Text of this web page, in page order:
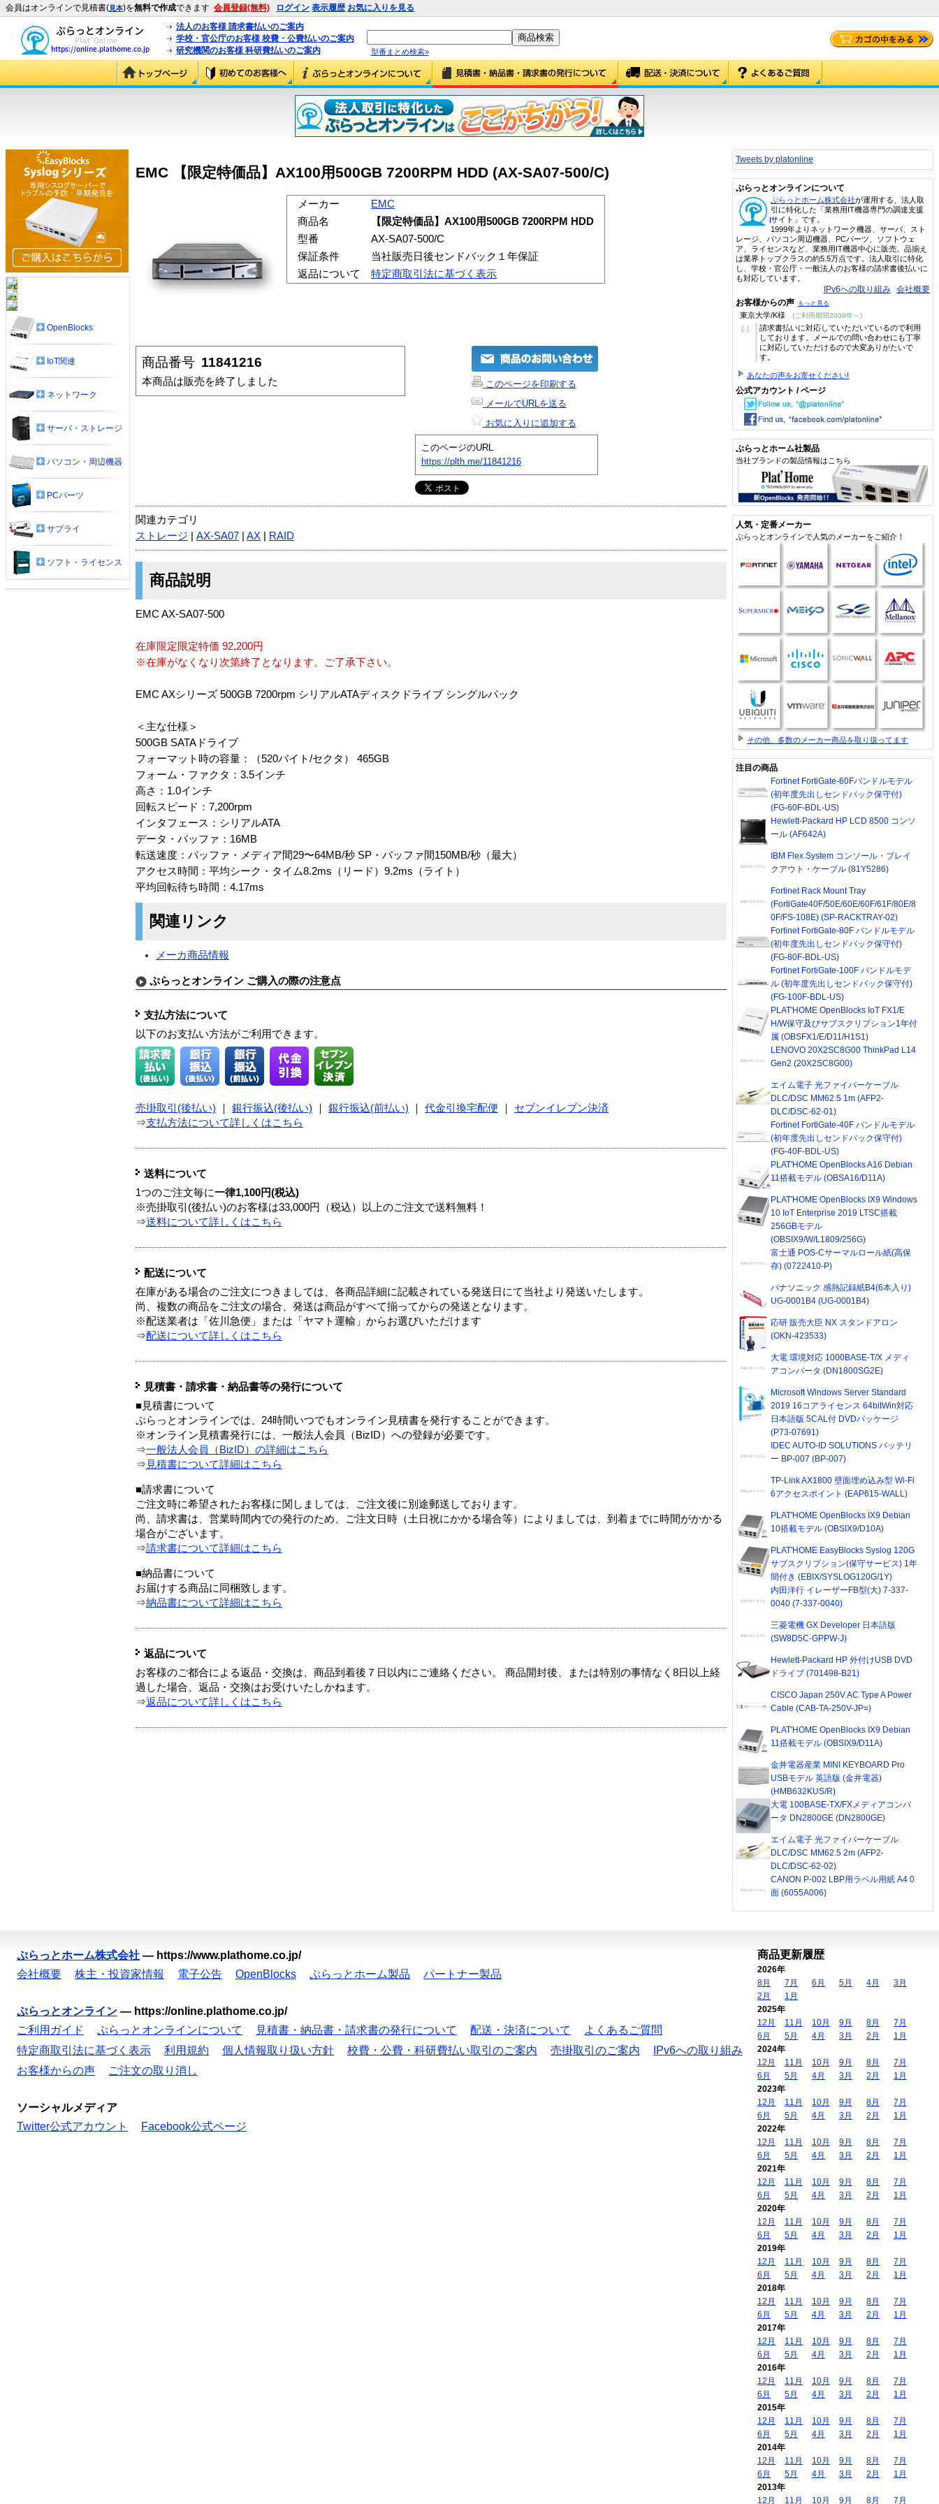
会員はオンラインで見積書(見本)を無料で作成できます 会員登録(無料) ログイン 表示履歴 お気に入りを見る
法人のお客様 請求書払いのご案内
学校・官公庁のお客様 校費・公費払いのご案内
研究機関のお客様 科研費払いのご案内
型番まとめ検索»
EMC 【限定特価品】AX100用500GB 7200RPM HDD (AX-SA07-500/C)
メーカー
EMC
商品名
【限定特価品】AX100用500GB 7200RPM HDD
型番
AX-SA07-500/C
保証条件
当社販売日後センドバック１年保証
返品について
特定商取引法に基づく表示
商品番号 11841216
本商品は販売を終了しました
このページを印刷する
メールでURLを送る
お気に入りに追加する
このページのURL
https://plth.me/11841216
関連カテゴリ
ストレージ
AX-SA07 AX RAID
商品説明
EMC AX-SA07-500
在庫限定限定特価 92,200円
※在庫がなくなり次第終了となります。ご了承下さい。
EMC AXシリーズ 500GB 7200rpm シリアルATAディスクドライブ シングルパック
＜主な仕様＞
500GB SATAドライブ
フォーマット時の容量：（520バイト/セクタ） 465GB
フォーム・ファクタ：3.5インチ
高さ：1.0インチ
回転スピード：7,200rpm
インタフェース：シリアルATA
データ・バッファ：16MB
転送速度：バッファ・メディア間29〜64MB/秒 SP・バッファ間150MB/秒（最大）
アクセス時間：平均シーク・タイム8.2ms（リード）9.2ms（ライト）
平均回転待ち時間：4.17ms
関連リンク
メーカ商品情報
ぷらっとオンライン ご購入の際の注意点
支払方法について
以下のお支払い方法がご利用できます。
売掛取引(後払い) 銀行振込(後払い) 銀行振込(前払い) 代金引換宅配便
セブンイレブン決済
⇒支払方法について詳しくはこちら
送料について
1つのご注文毎に一律1,100円(税込)
※売掛取引(後払い)のお客様は33,000円（税込）以上のご注文で送料無料！
⇒送料について詳しくはこちら
配送について
在庫がある場合のご注文につきましては、各商品詳細に記載されている発送日にて当社より発送いたします。
尚、複数の商品をご注文の場合、発送は商品がすべて揃ってからの発送となります。
※配送業者は「佐川急便」または「ヤマト運輸」からお選びいただけます
⇒配送について詳しくはこちら
見積書・請求書・納品書等の発行について
■見積書について
ぷらっとオンラインでは、24時間いつでもオンライン見積書を発行することができます。
※オンライン見積書発行には、一般法人会員（BizID）への登録が必要です。
⇒一般法人会員（BizID）の詳細はこちら
⇒ 見積書について詳細はこちら
■請求書について
ご注文時に希望されたお客様に関しましては、ご注文後に別途郵送しております。
尚、請求書は、営業時間内での発行のため、ご注文日時（土日祝にかかる場合等）によりましては、到着までに時間がかかる
場合がございます。
⇒請求書について詳細はこちら
■納品書について
お届けする商品に同梱致します。
⇒納品書について詳細はこちら
返品について
お客様のご都合による返品・交換は、商品到着後７日以内にご連絡ください。 商品開封後、または特別の事情なく8日以上経
過した場合、返品・交換はお受けいたしかねます。
⇒返品について詳しくはこちら
OpenBlocks
IoT関連
ネットワーク
サーバ・ストレージ
パソコン・周辺機器
PCパーツ
サプライ
ソフト・ライセンス
Tweets by platonline
ぷらっとオンラインについて
ぷらっとホーム株式会社が運用する、法人取
引に特化した「業務用IT機器専門の調達支援
サイト」です。
1999年よりネットワーク機器、サーバ、スト
レージ、パソコン周辺機器、PCパーツ、ソフトウェ
ア、ライセンスなど、業務用IT機器中心に販売。品揃え
は業界トップクラスの約5.5万点です。法人取引に特化
し、学校・官公庁・一般法人のお客様の請求書後払いに
も対応しています。
IPv6への取り組み 会社概要
お客様からの声 もっと見る
東京大学/K様 (ご利用期間2009年～)
“
請求書払いに対応していただいているので利用
しております。メールでの問い合わせにも丁寧
に対応していただけるので大変ありがたいで
す。
あなたの声をお寄せください!
公式アカウント / ページ
ぷらっとホーム社製品
当社ブランドの製品情報はこちら
人気・定番メーカー
ぷらっとオンラインで人気のメーカーをご紹介！
その他、多数のメーカー商品を取り扱ってます
注目の商品
Fortinet FortiGate-60Fバンドルモデル
(初年度先出しセンドバック保守付)
(FG-60F-BDL-US)
Hewlett-Packard HP LCD 8500 コンソ
ール (AF642A)
IBM Flex System コンソール・ブレイ
クアウト・ケーブル (81Y5286)
Fortinet Rack Mount Tray
(FortiGate40F/50E/60E/60F/61F/80E/8
0F/FS-108E) (SP-RACKTRAY-02)
Fortinet FortiGate-80F バンドルモデル
(初年度先出しセンドバック保守付)
(FG-80F-BDL-US)
Fortinet FortiGate-100F バンドルモデ
ル (初年度先出しセンドバック保守付)
(FG-100F-BDL-US)
PLAT'HOME OpenBlocks IoT FX1/E
H/W保守及びサブスクリプション1年付
属 (OBSFX1/E/D11/H1S1)
LENOVO 20X2SC8G00 ThinkPad L14
Gen2 (20X2SC8G00)
エイム電子 光ファイバーケーブル
DLC/DSC MM62.5 1m (AFP2-
DLC/DSC-62-01)
Fortinet FortiGate-40F バンドルモデル
(初年度先出しセンドバック保守付)
(FG-40F-BDL-US)
PLAT'HOME OpenBlocks A16 Debian
11搭載モデル (OBSA16/D11A)
PLAT'HOME OpenBlocks IX9 Windows
10 IoT Enterprise 2019 LTSC搭載
256GBモデル
(OBSIX9/W/L1809/256G)
富士通 POS-Cサーマルロール紙(高保
存) (0722410-P)
パナソニック 感熱記録紙B4(6本入り)
UG-0001B4 (UG-0001B4)
応研 販売大臣 NX スタンドアロン
(OKN-423533)
大電 環境対応 1000BASE-T/X メディ
アコンバータ (DN1800SG2E)
Microsoft Windows Server Standard
2019 16コアライセンス 64bitWin対応
日本語版 5CAL付 DVDパッケージ
(P73-07691)
IDEC AUTO-ID SOLUTIONS バッテリ
ー BP-007 (BP-007)
TP-Link AX1800 壁面埋め込み型 Wi-Fi
6アクセスポイント (EAP615-WALL)
PLAT'HOME OpenBlocks IX9 Debian
10搭載モデル (OBSIX9/D10A)
PLAT'HOME EasyBlocks Syslog 120G
サブスクリプション(保守サービス) 1年
間付き (EBIX/SYSLOG120G/1Y)
内田洋行 イレーザーFB型(大) 7-337-
0040 (7-337-0040)
三菱電機 GX Developer 日本語版
(SW8D5C-GPPW-J)
Hewlett-Packard HP 外付けUSB DVD
ドライブ (701498-B21)
CISCO Japan 250V AC Type A Power
Cable (CAB-TA-250V-JP=)
PLAT'HOME OpenBlocks IX9 Debian
11搭載モデル (OBSIX9/D11A)
金井電器産業 MINI KEYBOARD Pro
USBモデル 英語版 (金井電器)
(HMB632KUS/R)
大電 100BASE-TX/FXメディアコンバ
ータ DN2800GE (DN2800GE)
エイム電子 光ファイバーケーブル
DLC/DSC MM62.5 2m (AFP2-
DLC/DSC-62-02)
CANON P-002 LBP用ラベル用紙 A4 0
面 (6055A006)
ぷらっとホーム株式会社 — https://www.plathome.co.jp/
会社概要
株主・投資家情報 電子公告 OpenBlocks ぷらっとホーム製品 パートナー製品
ぷらっとオンライン — https://online.plathome.co.jp/
ご利用ガイド
ぷらっとオンラインについて 見積書・納品書・請求書の発行について 配送・決済について
よくあるご質問
特定商取引法に基づく表示
利用規約 個人情報取り扱い方針 校費・公費・科研費払い取引のご案内 売掛取引のご案内
IPv6への取り組み
お客様からの声
ご注文の取り消し
ソーシャルメディア
Twitter公式アカウント
Facebook公式ページ
商品更新履歴
2026年
8月
7月 6月 5月 4月
3月
2月
1月
2025年
12月
11月 10月 9月 8月
7月
6月
5月 4月 3月 2月
1月
2024年
12月
11月 10月 9月 8月
7月
6月
5月 4月 3月 2月
1月
2023年
12月
11月 10月 9月 8月
7月
6月
5月 4月 3月 2月
1月
2022年
12月
11月 10月 9月 8月
7月
6月
5月 4月 3月 2月
1月
2021年
12月
11月 10月 9月 8月
7月
6月
5月 4月 3月 2月
1月
2020年
12月
11月 10月 9月 8月
7月
6月
5月 4月 3月 2月
1月
2019年
12月
11月 10月 9月 8月
7月
6月
5月 4月 3月 2月
1月
2018年
12月
11月 10月 9月 8月
7月
6月
5月 4月 3月 2月
1月
2017年
12月
11月 10月 9月 8月
7月
6月
5月 4月 3月 2月
1月
2016年
12月
11月 10月 9月 8月
7月
6月
5月 4月 3月 2月
1月
2015年
12月
11月 10月 9月 8月
7月
6月
5月 4月 3月 2月
1月
2014年
12月
11月 10月 9月 8月
7月
6月
5月 4月 3月 2月
1月
2013年
12月
11月 10月 9月 8月 7月